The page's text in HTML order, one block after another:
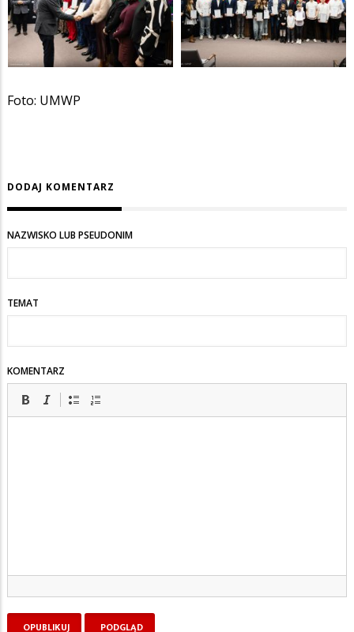
Foto: UMWP
DODAJ KOMENTARZ
NAZWISKO LUB PSEUDONIM
TEMAT
KOMENTARZ